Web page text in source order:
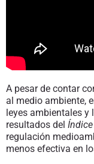
A pesar de contar
al medio ambiente,
leyes ambientales y
resultados del
regulación
menos efectiva en